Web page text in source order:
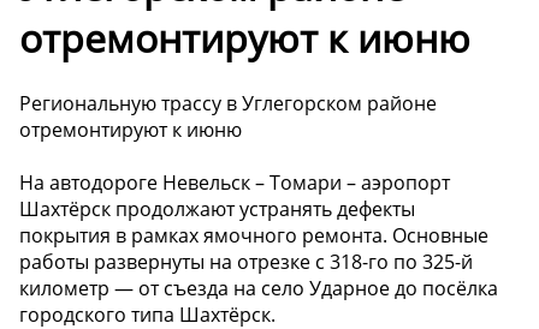
отремонтируют к июню
Региональную трассу в Углегорском районе
отремонтируют к июню
️На автодороге Невельск – Томари – аэропорт
Шахтёрск продолжают устранять дефекты
покрытия в рамках ямочного ремонта. Основные
работы развернуты на отрезке с 318-го по 325-й
километр — от съезда на село Ударное до посёлка
городского типа Шахтёрск.